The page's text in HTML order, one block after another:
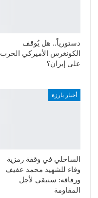
دستورياً.. هل يُوقف
الكونغرس الأميركي الحرب
على إيران؟
أخبار بارزة
الساحلي في وقفة رمزية
وفاء للشهيد محمد عفيف
ورفاقه: سنبقي لأجل
المقاومة